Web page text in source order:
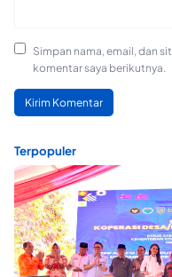
Simpan nama, email, dan
komentar saya berikutnya.
Terpopuler